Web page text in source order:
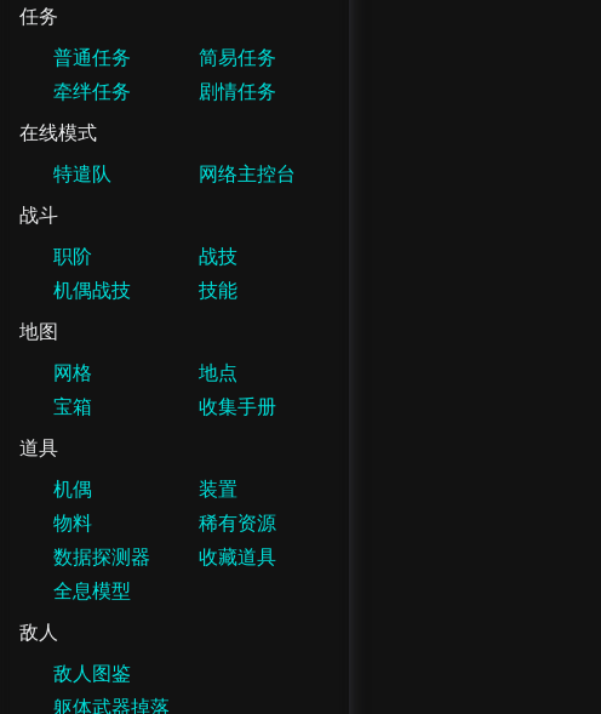
任务
普通任务
简易任务
牵绊任务
剧情任务
在线模式
特遣队
网络主控台
战斗
职阶
战技
机偶战技
技能
地图
网格
地点
宝箱
收集手册
道具
机偶
装置
物料
稀有资源
数据探测器
收藏道具
全息模型
敌人
敌人图鉴
躯体武器掉落